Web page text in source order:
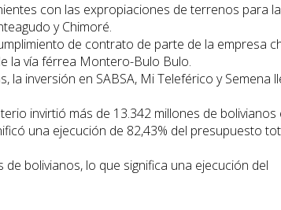
con las expropiaciones de terrenos para la
y Chimoré.
de contrato de parte de la empresa
la vía férrea Montero-Bulo Bulo.
inversión en SABSA, Mi Teleférico y Semena
invirtió más de 13.342 millones de bolivianos
una ejecución de 82,43% del presupuesto
bolivianos, lo que significa una ejecución del